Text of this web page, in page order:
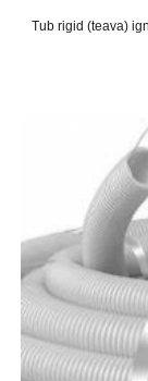
Tub rigid (teava)